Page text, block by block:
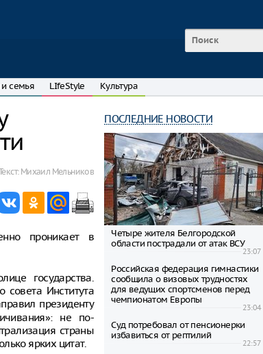
семья LIfeStyle Культура
Михаил Мельников
проникает в
государства.
Института
президенту
не по-
страны
ярких цитат.
ПОСЛЕДНИЕ НОВОСТИ
Четыре жителя Белгородской
области пострадали от атак ВСУ
23:07
Российская федерация гимнастики
сообщила о визовых трудностях
для ведущих спортсменов перед
чемпионатом Европы
23:04
Суд потребовал от пенсионерки
избавиться от рептилий
22:57